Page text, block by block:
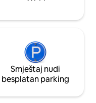
Smještaj nudi
besplatan parking